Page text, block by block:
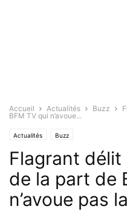
Accueil Actualités Buzz
BFM TV qui n’avoue...
Actualités Buzz
Flagrant
de la part de
n’avoue pas